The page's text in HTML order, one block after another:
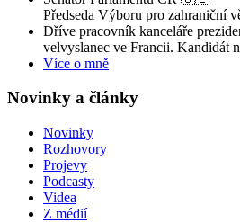
Předseda Výboru pro zahraniční
Dříve pracovník kanceláře
velvyslanec ve Francii. Kandidát
Více o mně
Novinky a články
Novinky
Rozhovory
Projevy
Podcasty
Videa
Z médií